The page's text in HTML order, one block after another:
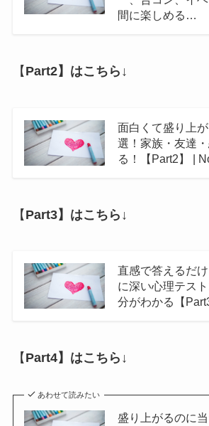
間に楽しめる…
【 Part2】はこちら↓
面白くて盛り上
選！家族・友達
る！【Part2】 |
【 Part3】はこちら↓
直感で答えるだ
に深い心理テス
分がわかる【
【 Part4】はこちら↓
あわせて読みたい
盛り上がるのに